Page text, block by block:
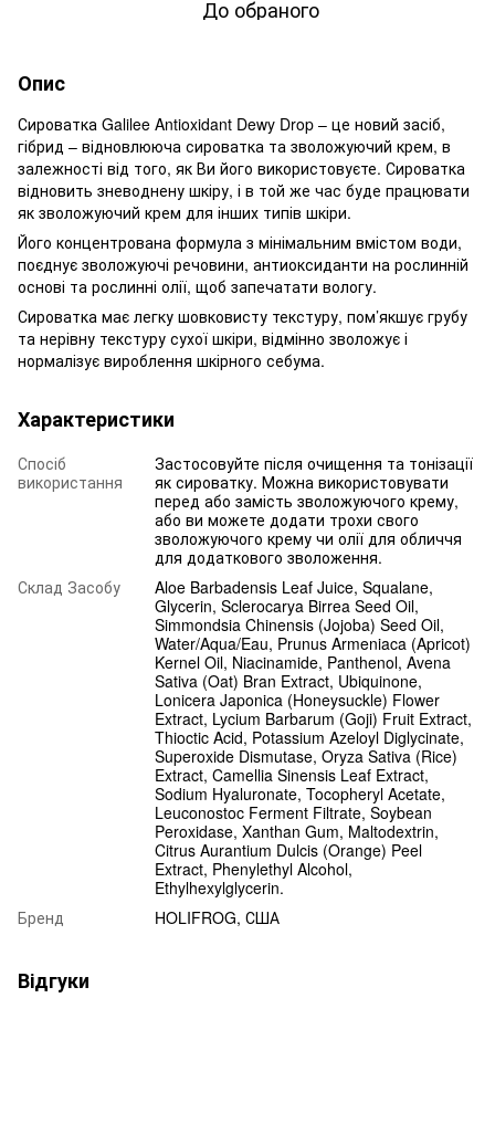
До обраного
Опис
Сироватка Galilee Antioxidant Dewy Drop – це новий засіб,
гібрид – відновлююча сироватка та зволожуючий крем, в
залежності від того, як Ви його використовуєте. Сироватка
відновить зневоднену шкіру, і в той же час буде працювати
як зволожуючий крем для інших типів шкіри.
Його концентрована формула з мінімальним вмістом води,
поєднує зволожуючі речовини, антиоксиданти на рослинній
основі та рослинні олії, щоб запечатати вологу.
Сироватка має легку шовковисту текстуру, пом’якшує грубу
та нерівну текстуру сухої шкіри, відмінно зволожує і
нормалізує вироблення шкірного себума.
Характеристики
Спосіб
використання
Застосовуйте після очищення та тонізації
як сироватку. Можна використовувати
перед або замість зволожуючого крему,
або ви можете додати трохи свого
зволожуючого крему чи олії для обличчя
для додаткового зволоження.
Склад Засобу
Aloe Barbadensis Leaf Juice, Squalane,
Glycerin, Sclerocarya Birrea Seed Oil,
Simmondsia Chinensis (Jojoba) Seed Oil,
Water/Aqua/Eau, Prunus Armeniaca (Apricot)
Kernel Oil, Niacinamide, Panthenol, Avena
Sativa (Oat) Bran Extract, Ubiquinone,
Lonicera Japonica (Honeysuckle) Flower
Extract, Lycium Barbarum (Goji) Fruit Extract,
Thioctic Acid, Potassium Azeloyl Diglycinate,
Superoxide Dismutase, Oryza Sativa (Rice)
Extract, Camellia Sinensis Leaf Extract,
Sodium Hyaluronate, Tocopheryl Acetate,
Leuconostoc Ferment Filtrate, Soybean
Peroxidase, Xanthan Gum, Maltodextrin,
Citrus Aurantium Dulcis (Orange) Peel
Extract, Phenylethyl Alcohol,
Ethylhexylglycerin.
Бренд
HOLIFROG, США
Відгуки